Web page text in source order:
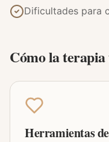
Dificultades para
Cómo la
Herramientas